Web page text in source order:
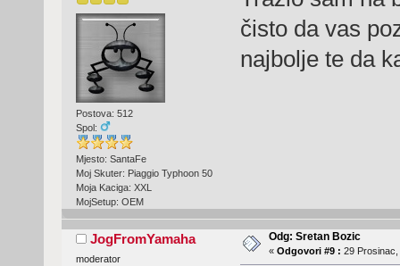
Postova: 512
Spol:
Mjesto: SantaFe
Moj Skuter: Piaggio Typhoon 50
Moja Kaciga: XXL
MojSetup: OEM
čisto da vas
najbolje te da
JogFromYamaha
moderator
Odg: Sretan Bozic
« Odgovori #9 : 29